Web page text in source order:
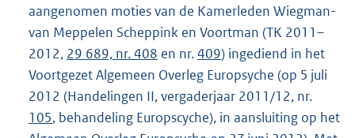
aangenomen moties van de Kamerleden Wiegman-
van Meppelen Scheppink en Voortman (TK 2011–
2012, 29 689, nr. 408 en nr. 409) ingediend in het
Voortgezet Algemeen Overleg Europsyche (op 5 juli
2012 (Handelingen II, vergaderjaar 2011/12, nr.
105, behandeling Europscyche), in aansluiting op het